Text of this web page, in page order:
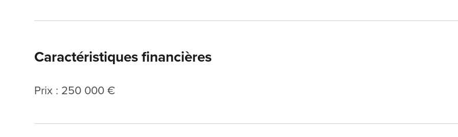
Caractéristiques financières
Prix : 250 000 €